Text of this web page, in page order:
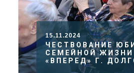
15.11.2024
ЧЕСТВОВАНИЕ
СЕМЕЙНОЙ ЖИЗНИ
«ВПЕРЕД» Г.